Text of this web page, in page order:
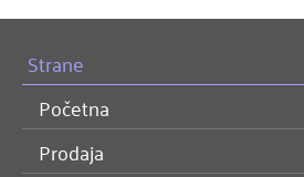
Strane
Početna
Prodaja